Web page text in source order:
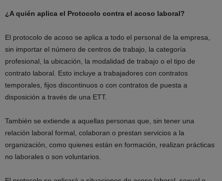
¿A quién aplica el Protocolo contra el acoso laboral?
El protocolo de acoso se aplica a todo el personal de la empresa,
sin importar el número de centros de trabajo, la categoría
profesional, la ubicación, la modalidad de trabajo o el tipo de
contrato laboral. Esto incluye a trabajadores con contratos
temporales, fijos discontinuos o con contratos de puesta a
disposición a través de una ETT.
También se extiende a aquellas personas que, sin tener una
relación laboral formal, colaboran o prestan servicios a la
organización, como quienes están en formación, realizan prácticas
no laborales o son voluntarios.